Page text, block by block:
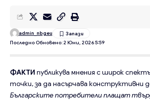
Последно Обновено: 2 Юни, 2026 5:59
admin_nbgeu
ФАКТИ публикува мнения с широк
точки, за да насърчава конструктивни
Българските потребители плащат